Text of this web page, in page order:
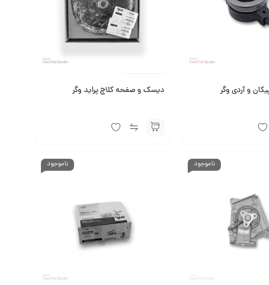
و آردی وگر دیسک و صفحه کلاچ پراید وگر
ناموجود ناموجود